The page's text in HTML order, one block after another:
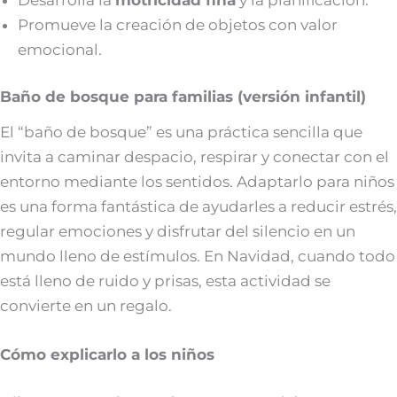
Promueve la creación de objetos con valor
emocional.
Baño de bosque para familias (versión infantil)
El “baño de bosque” es una práctica sencilla que
invita a caminar despacio, respirar y conectar con el
entorno mediante los sentidos. Adaptarlo para niños
es una forma fantástica de ayudarles a reducir estrés,
regular emociones y disfrutar del silencio en un
mundo lleno de estímulos. En Navidad, cuando todo
está lleno de ruido y prisas, esta actividad se
convierte en un regalo.
Cómo explicarlo a los niños